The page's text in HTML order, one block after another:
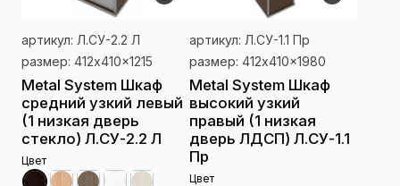
артикул: Л.СУ-2.2 Л
размер: 412x410x1215
Metal System Шкаф
средний узкий левый
(1 низкая дверь
стекло) Л.СУ-2.2 Л
Цвет
артикул: Л.СУ-1.1 Пр
размер: 412x410x1980
Metal System Шкаф
высокий узкий
правый (1 низкая
дверь ЛДСП) Л.СУ-1.1
Пр
Цвет